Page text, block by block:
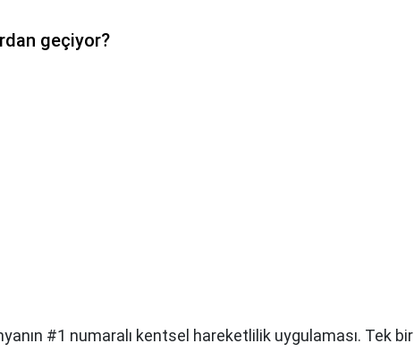
geçiyor?
#1 numaralı kentsel hareketlilik uygulaması. Tek bir